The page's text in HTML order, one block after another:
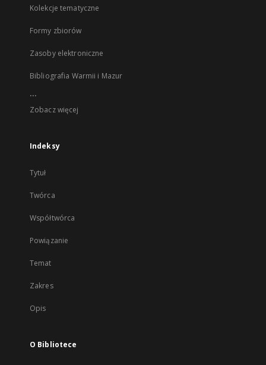
Kolekcje tematyczne
Formy zbiorów
Zasoby elektroniczne
Bibliografia Warmii i Mazur
...
Zobacz więcej
Indeksy
Tytuł
Twórca
Współtwórca
Powiązanie
Temat
Zakres
Opis
O Bibliotece